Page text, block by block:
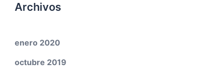
Archivos
enero 2020
octubre 2019